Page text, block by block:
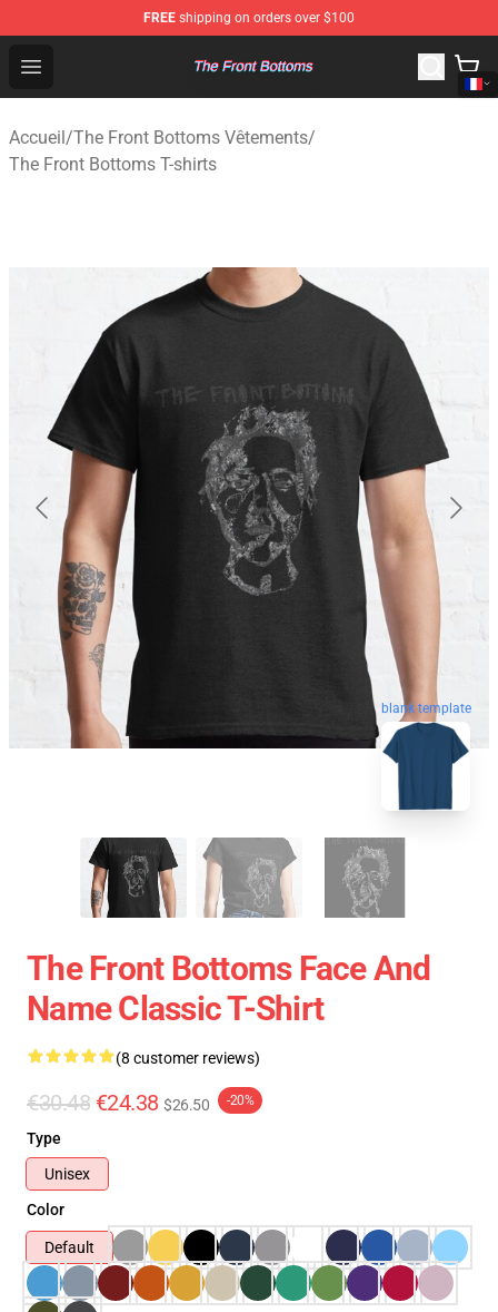
FREE shipping on orders over $100
Open menu
The Front Bottoms Store - Official The Front Bottoms
Accueil/The Front Bottoms Vêtements/
The Front Bottoms T-shirts
blank template
The Front Bottoms Face And
Name Classic T-Shirt
(8 customer reviews)
€30.48 €24.38 $26.50 -20%
Type
Unisex
Color
Default